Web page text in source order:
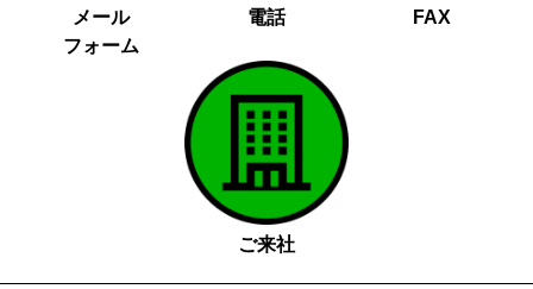
メール
フォーム
電話 FAX
ご来社